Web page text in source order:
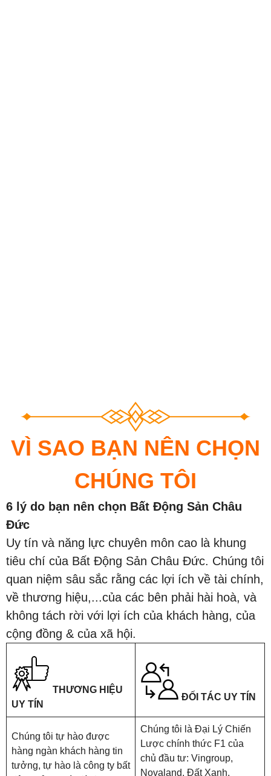
VÌ SAO BẠN NÊN CHỌN
CHÚNG TÔI
6 lý do bạn nên chọn Bất Động Sản Châu
Đức
Uy tín và năng lực chuyên môn cao là khung
tiêu chí của Bất Động Sản Châu Đức. Chúng tôi
quan niệm sâu sắc rằng các lợi ích về tài chính,
về thương hiệu,...của các bên phải hài hoà, và
không tách rời với lợi ích của khách hàng, của
cộng đồng & của xã hội.
THƯƠNG HIỆU
UY TÍN
ĐỐI TÁC UY TÍN
Chúng tôi tự hào được
hàng ngàn khách hàng tin
tưởng, tự hào là công ty bất
Chúng tôi là Đại Lý Chiến
Lược chính thức F1 của
chủ đầu tư: Vingroup,
Novaland, Đất Xanh,